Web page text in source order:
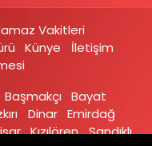
Vakitleri
Künye
İletişim
Başmakçı
Bayat
Dinar Emirdağ‎
Kızılören‎ Sandıklı‎